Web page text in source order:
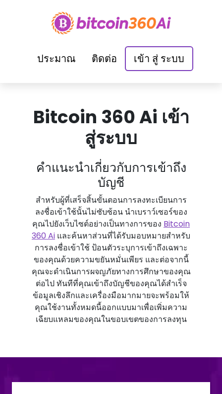
ประมาณ ติดต่อ เข้า สู่ ระบบ
Bitcoin 360 Ai เข้า
สู่ระบบ
คําแนะนําเกี่ยวกับการเข้าถึง
บัญชี
สําหรับผู้ที่เสร็จสิ้นขั้นตอนการลงทะเบียนการ
ลงชื่อเข้าใช้นั้นไม่ซับซ้อน นําเบราว์เซอร์ของ
คุณไปยังเว็บไซต์อย่างเป็นทางการของ Bitcoin
360 Ai และค้นหาส่วนที่ได้รับมอบหมายสําหรับ
การลงชื่อเข้าใช้ ป้อนตัวระบุการเข้าถึงเฉพาะ
ของคุณด้วยความขยันหมั่นเพียร และต่อจากนี้
คุณจะดําเนินการผจญภัยทางการศึกษาของคุณ
ต่อไป ทันทีที่คุณเข้าถึงบัญชีของคุณได้สําเร็จ
ข้อมูลเชิงลึกและเครื่องมือมากมายจะพร้อมให้
คุณใช้งานทั้งหมดนี้ออกแบบมาเพื่อเพิ่มความ
เฉียบแหลมของคุณในขอบเขตของการลงทุน